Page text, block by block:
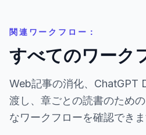
関連ワークフロー：
すべてのワーク
Web記事の消化、ChatGPT
渡し、章ごとの読書のため
なワークフローを確認できま